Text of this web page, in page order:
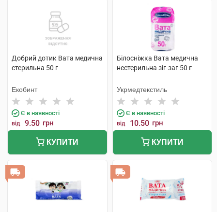
Добрий дотик Вата медична
стерильна 50 г
Екобинт
Є в наявності
від 9.50 грн
КУПИТИ
Білосніжка Вата медична
нестерильна зіг-заг 50 г
Укрмедтекстиль
Є в наявності
від 10.50 грн
КУПИТИ